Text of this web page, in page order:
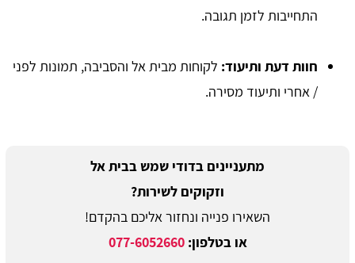
התחייבות לזמן תגובה.
חוות דעת ותיעוד: לקוחות מבית אל והסביבה, תמונות לפני
/ אחרי ותיעוד מסירה.
מתעניינים בדודי שמש בבית אל
וזקוקים לשירות?
השאירו פנייה ונחזור אליכם בהקדם!
או בטלפון:077-6052660